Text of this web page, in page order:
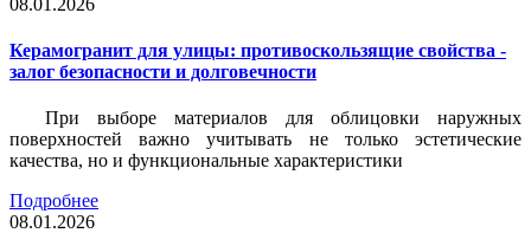
Керамогранит для улицы: противоскользящие свойства -
залог безопасности и долговечности
При выборе материалов для облицовки наружных
поверхностей важно учитывать не только эстетические
качества, но и функциональные характеристики
Подробнее
08.01.2026